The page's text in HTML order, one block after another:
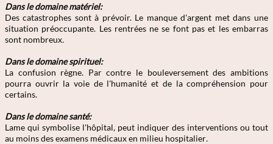
Dans le domaine matériel:
Des catastrophes sont à prévoir. Le manque d'argent met dans une
situation préoccupante. Les rentrées ne se font pas et les embarras
sont nombreux.
Dans le domaine spirituel:
La confusion règne. Par contre le bouleversement des ambitions
pourra ouvrir la voie de l'humanité et de la compréhension pour
certains.
Dans le domaine santé:
Lame qui symbolise l'hôpital, peut indiquer des interventions ou tout
au moins des examens médicaux en milieu hospitalier.